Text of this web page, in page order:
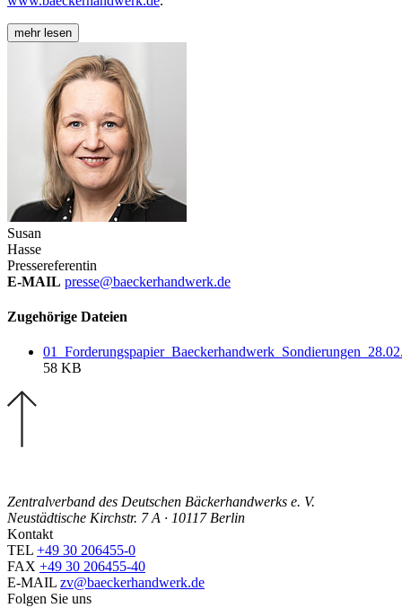
mehr lesen
Susan
Hasse
Pressereferentin
E-MAIL presse@baeckerhandwerk.de
Zugehörige Dateien
58 KB
Zentralverband des Deutschen Bäckerhandwerks e. V.
Neustädtische Kirchstr. 7 A · 10117 Berlin
Kontakt
TEL +49 30 206455-0
FAX +49 30 206455-40
E-MAIL zv@baeckerhandwerk.de
Folgen Sie uns